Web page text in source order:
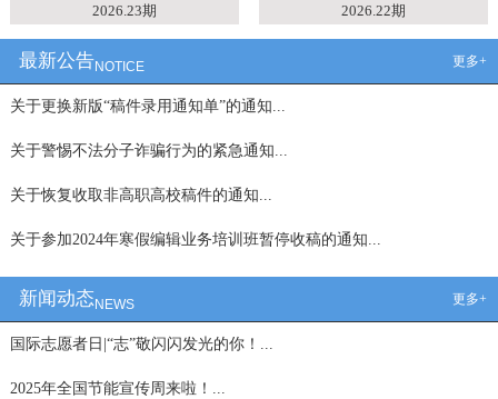
2026.23期 2026.22期
最新公告NOTICE 更多+
关于更换新版“稿件录用通知单”的通知...
关于警惕不法分子诈骗行为的紧急通知...
关于恢复收取非高职高校稿件的通知...
关于参加2024年寒假编辑业务培训班暂停收稿的通知...
新闻动态NEWS 更多+
国际志愿者日|“志”敬闪闪发光的你！...
2025年全国节能宣传周来啦！...